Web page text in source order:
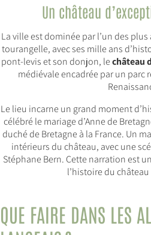
Un château
La ville est dominée par l’un des
tourangelle, avec ses mille ans
pont-levis et son donjon, lechâteau
médiévale encadrée par un parc
Le lieu incarne un grand moment
célébré le mariage d’Anne de
duché de Bretagne à la France. Un
intérieurs du château, avec une
Stéphane Bern. Cette narration est
l’histoire du
QUE FAIRE DANS LES